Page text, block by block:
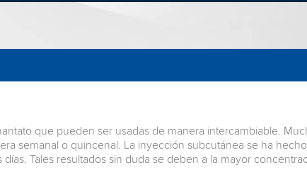
que pueden ser usadas de manera intercambiable.
semanal o quincenal. La inyección subcutánea se ha
Tales resultados sin duda se deben a la mayor